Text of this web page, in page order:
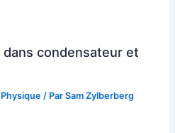
condensateur et
Physique / ParSam Zylberberg